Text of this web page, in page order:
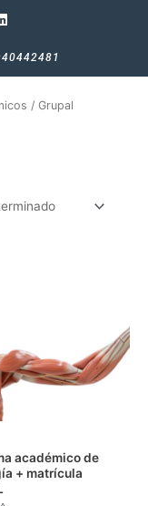
/ Grupal
académico de
+ matrícula